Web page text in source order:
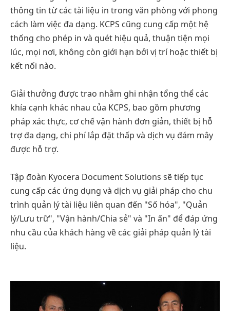
thông tin từ các tài liệu in trong văn phòng với phong
cách làm việc đa dạng. KCPS cũng cung cấp một hệ
thống cho phép in và quét hiệu quả, thuận tiện mọi
lúc, mọi nơi, không còn giới hạn bởi vị trí hoặc thiết bị
kết nối nào.
Giải thưởng được trao nhằm ghi nhận tổng thể các
khía cạnh khác nhau của KCPS, bao gồm phương
pháp xác thực, cơ chế vận hành đơn giản, thiết bị hỗ
trợ đa dạng, chi phí lắp đặt thấp và dịch vụ đám mây
được hỗ trợ.
Tập đoàn Kyocera Document Solutions sẽ tiếp tục
cung cấp các ứng dụng và dịch vụ giải pháp cho chu
trình quản lý tài liệu liên quan đến "Số hóa", "Quản
lý/Lưu trữ", "Vận hành/Chia sẻ" và "In ấn" để đáp ứng
nhu cầu của khách hàng về các giải pháp quản lý tài
liệu.